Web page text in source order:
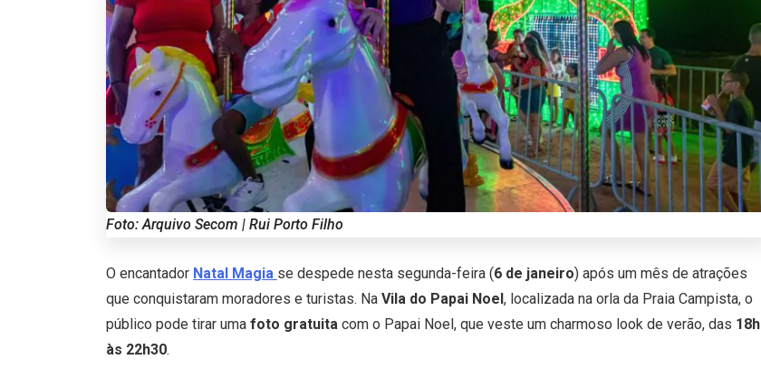
Foto: Arquivo Secom | Rui Porto Filho
O encantador Natal Magia se despede nesta segunda-feira (6 de janeiro) após um mês de atrações
que conquistaram moradores e turistas. Na Vila do Papai Noel, localizada na orla da Praia Campista, o
público pode tirar uma foto gratuita com o Papai Noel, que veste um charmoso look de verão, das 18h
às 22h30.